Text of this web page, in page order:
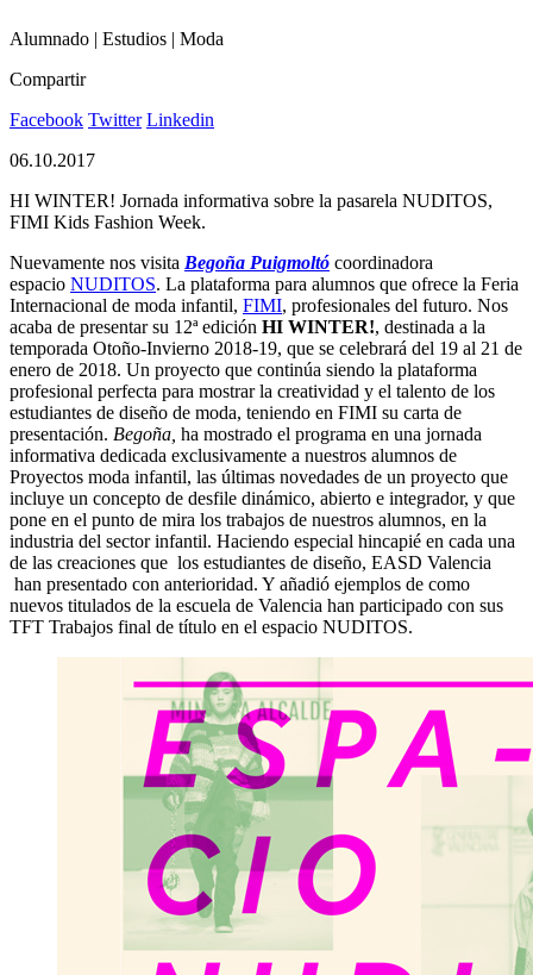
Alumnado | Estudios | Moda
Compartir
Facebook Twitter Linkedin
06.10.2017
HI WINTER! Jornada informativa sobre la pasarela NUDITOS,
FIMI Kids Fashion Week.
Nuevamente nos visita Begoña Puigmoltó coordinadora
espacio NUDITOS. La plataforma para alumnos que ofrece la Feria
Internacional de moda infantil, FIMI, profesionales del futuro. Nos
acaba de presentar su 12ª edición HI WINTER!, destinada a la
temporada Otoño-Invierno 2018-19, que se celebrará del 19 al 21 de
enero de 2018. Un proyecto que continúa siendo la plataforma
profesional perfecta para mostrar la creatividad y el talento de los
estudiantes de diseño de moda, teniendo en FIMI su carta de
presentación. Begoña, ha mostrado el programa en una jornada
informativa dedicada exclusivamente a nuestros alumnos de
Proyectos moda infantil, las últimas novedades de un proyecto que
incluye un concepto de desfile dinámico, abierto e integrador, y que
pone en el punto de mira los trabajos de nuestros alumnos, en la
industria del sector infantil. Haciendo especial hincapié en cada una
de las creaciones que los estudiantes de diseño, EASD Valencia
han presentado con anterioridad. Y añadió ejemplos de como
nuevos titulados de la escuela de Valencia han participado con sus
TFT Trabajos final de título en el espacio NUDITOS.